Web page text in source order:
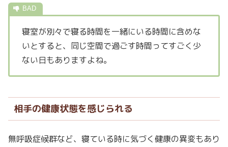
寝室が別々で寝る時間を一緒にいる時間に含めな
いとすると、同じ空間で過ごす時間ってすごく少
ない日もありますよね。
相手の健康状態を感じられる
無呼吸症候群など、寝ている時に気づく健康の異変もあり